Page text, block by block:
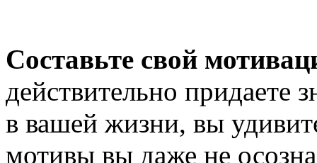
Составьте свой
действительно придаете
в вашей жизни, вы
мотивы вы даже не